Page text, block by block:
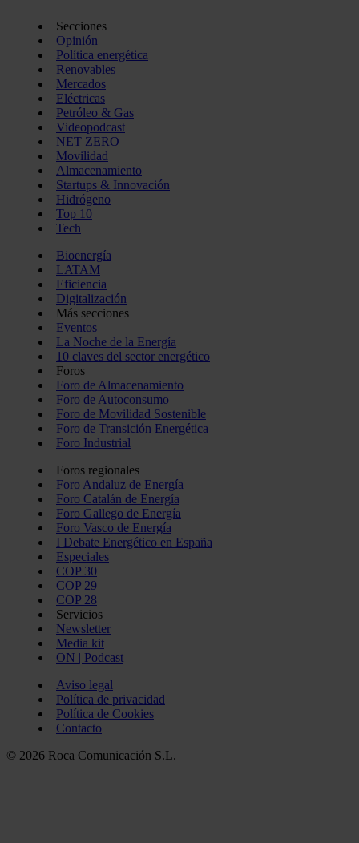
Secciones
Opinión
Política energética
Renovables
Mercados
Eléctricas
Petróleo & Gas
Videopodcast
NET ZERO
Movilidad
Almacenamiento
Startups & Innovación
Hidrógeno
Top 10
Tech
Bioenergía
LATAM
Eficiencia
Digitalización
Más secciones
Eventos
La Noche de la Energía
10 claves del sector energético
Foros
Foro de Almacenamiento
Foro de Autoconsumo
Foro de Movilidad Sostenible
Foro de Transición Energética
Foro Industrial
Foros regionales
Foro Andaluz de Energía
Foro Catalán de Energía
Foro Gallego de Energía
Foro Vasco de Energía
I Debate Energético en España
Especiales
COP 30
COP 29
COP 28
Servicios
Newsletter
Media kit
ON | Podcast
Aviso legal
Política de privacidad
Política de Cookies
Contacto
© 2026 Roca Comunicación S.L.